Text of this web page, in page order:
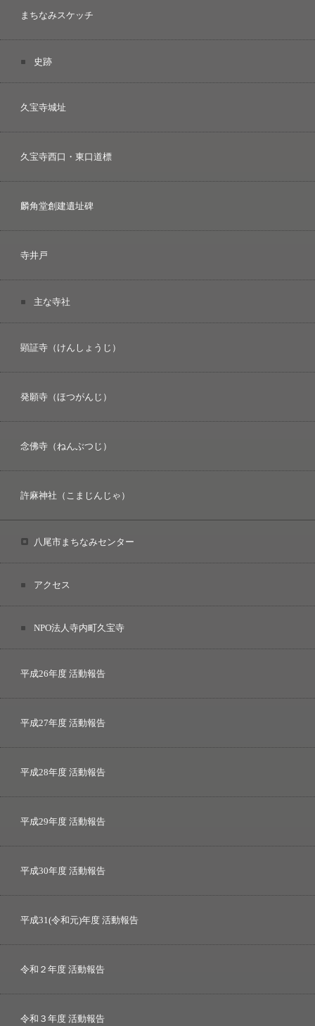
まちなみスケッチ
史跡
久宝寺城址
久宝寺西口・東口道標
麟角堂創建遺址碑
寺井戸
主な寺社
顕証寺（けんしょうじ）
発願寺（ほつがんじ）
念佛寺（ねんぶつじ）
許麻神社（こまじんじゃ）
八尾市まちなみセンター
アクセス
NPO法人寺内町久宝寺
平成26年度 活動報告
平成27年度 活動報告
平成28年度 活動報告
平成29年度 活動報告
平成30年度 活動報告
平成31(令和元)年度 活動報告
令和２年度 活動報告
令和３年度 活動報告